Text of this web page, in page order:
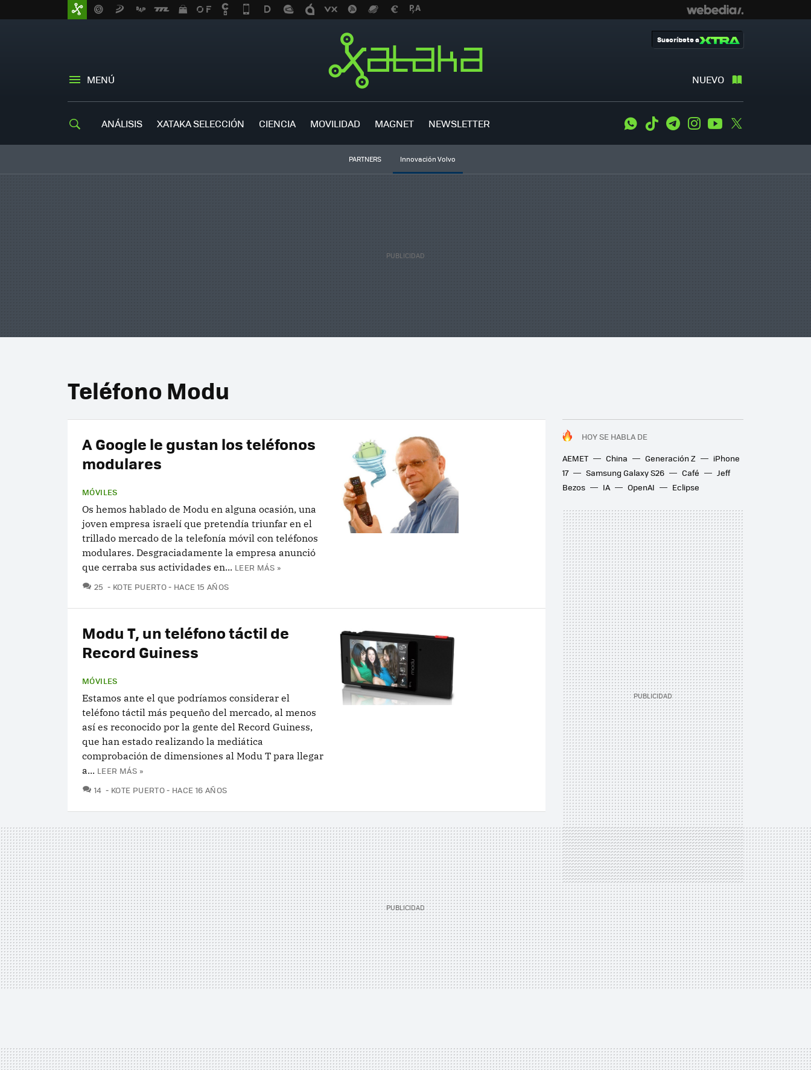
MENÚ NUEVO
Suscríbete a
ANÁLISIS XATAKA SELECCIÓN CIENCIA MOVILIDAD MAGNET NEWSLETTER WhatsApp
Tiktok TelegramInstagramYoutube
PARTNERS Innovación Volvo
Teléfono Modu
HOY SE HABLA DE
AEMET
China Generación Z
iPhone
17
Samsung Galaxy S26 Café
Jeff
Bezos
IA OpenAI Eclipse
A Google le gustan los teléfonos
modulares
MÓVILES
Os hemos hablado de Modu en alguna ocasión, una
joven empresa israelí que pretendía triunfar en el
trillado mercado de la telefonía móvil con teléfonos
modulares. Desgraciadamente la empresa anunció
que cerraba sus actividades en... LEER MÁS »
25 COMENTARIOS
KOTE PUERTO HACE 15 AÑOS
Modu T, un teléfono táctil de
Record Guiness
MÓVILES
Estamos ante el que podríamos considerar el
teléfono táctil más pequeño del mercado, al menos
así es reconocido por la gente del Record Guiness,
que han estado realizando la mediática
comprobación de dimensiones al Modu T para llegar
a... LEER MÁS »
14 COMENTARIOS
KOTE PUERTO HACE 16 AÑOS